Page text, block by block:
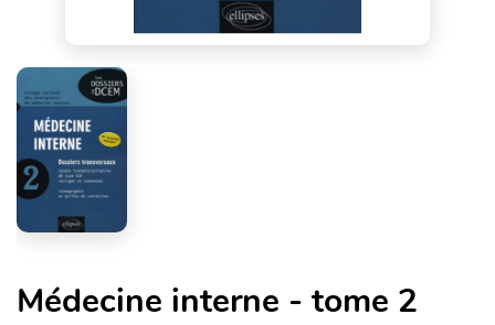
Médecine interne - tome 2